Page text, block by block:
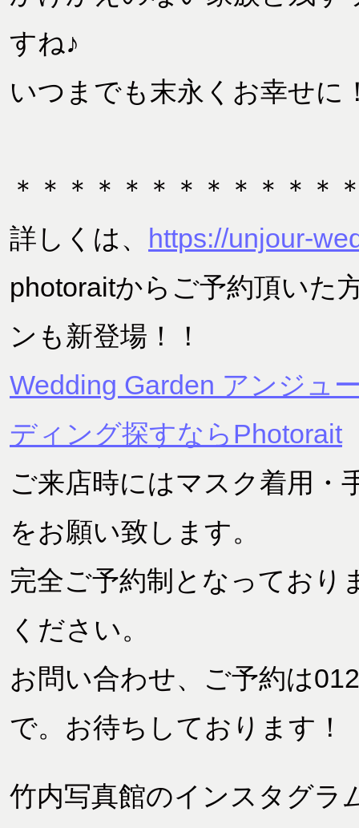
すね♪
いつまでも末永くお幸せに
＊＊＊＊＊＊＊＊＊＊＊＊
詳しくは、 https://unjour-
photoraitからご予約頂いた
ンも新登場！！
Wedding Garden アンジュ
ディング探すならPhotorait
ご来店時にはマスク着用・
をお願い致します。
完全ご予約制となっており
ください。
お問い合わせ、ご予約は
で。お待ちしております！
竹内写真館のインスタグラ